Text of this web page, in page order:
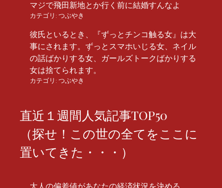
マジで飛田新地とか行く前に結婚すんなよ
カテゴリ: つぶやき
彼氏といるとき、『ずっとチンコ触る女』は大
事にされます。ずっとスマホいじる女、ネイル
の話ばかりする女、ガールズトークばかりする
女は捨てられます。
カテゴリ: つぶやき
直近１週間人気記事TOP50
（探せ！この世の全てをここに
置いてきた・・・）